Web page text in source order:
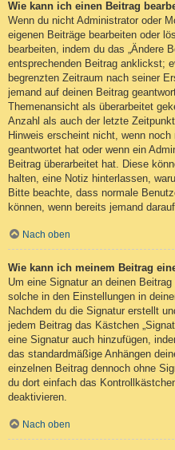
Wie kann ich einen Beitrag
Wenn du nicht Administrator oder
eigenen Beiträge bearbeiten oder
bearbeiten, indem du das „Ändere
entsprechenden Beitrag anklickst;
begrenzten Zeitraum nach seiner
jemand auf deinen Beitrag
Themenansicht als überarbeitet
Anzahl als auch der letzte
Hinweis erscheint nicht, wenn
geantwortet hat oder wenn ein
Beitrag überarbeitet hat. Diese
halten, eine Notiz hinterlassen,
Bitte beachte, dass normale
können, wenn bereits jemand
Nach oben
Wie kann ich meinem Beitrag
Um eine Signatur an deinen
solche in den Einstellungen in
Nachdem du die Signatur erstellt
jedem Beitrag das Kästchen
eine Signatur auch hinzufügen,
das standardmäßige Anhängen
einzelnen Beitrag dennoch ohne
du dort einfach das
deaktivieren.
Nach oben